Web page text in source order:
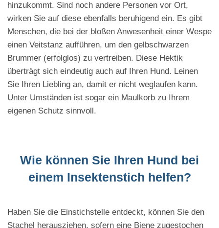
hinzukommt. Sind noch andere Personen vor Ort,
wirken Sie auf diese ebenfalls beruhigend ein. Es gibt
Menschen, die bei der bloßen Anwesenheit einer Wespe
einen Veitstanz aufführen, um den gelbschwarzen
Brummer (erfolglos) zu vertreiben. Diese Hektik
überträgt sich eindeutig auch auf Ihren Hund. Leinen
Sie Ihren Liebling an, damit er nicht weglaufen kann.
Unter Umständen ist sogar ein Maulkorb zu Ihrem
eigenen Schutz sinnvoll.
Wie können Sie Ihren Hund bei
einem Insektenstich helfen?
Haben Sie die Einstichstelle entdeckt, können Sie den
Stachel herausziehen, sofern eine Biene zugestochen